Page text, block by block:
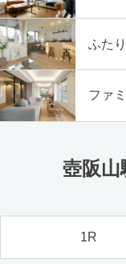
ふた
ファ
壺阪
1R